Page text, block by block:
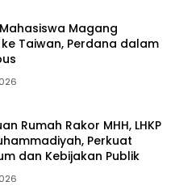
Mahasiswa Magang
Taiwan, Perdana dalam
Rumah Rakor MHH, LHKP
Perkuat
dan Kebijakan Publik